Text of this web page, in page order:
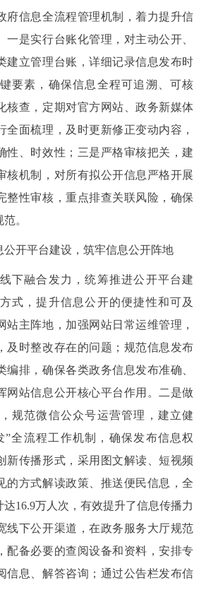
信息全流程管理机制，着力提升信
一是实行台账化管理，对主动公开、
建立管理台账，详细记录信息发布时
要素，确保信息全程可追溯、可核
核查，定期对官方网站、政务新媒体
全面梳理，及时更新修正变动内容，
性、时效性；三是严格审核把关，建
核机制，对所有拟公开信息严格开展
整性审核，重点排查关联风险，确保
。
开平台建设，筑牢信息公开阵地
融合发力，统筹推进公开平台建
式，提升信息公开的便捷性和可及
站主阵地，加强网站日常运维管理，
及时整改存在的问题；规范信息发布
编排，确保各类政务信息发布准确、
网站信息公开核心平台作用。二是做
规范微信公众号运营管理，建立健
”全流程工作机制，确保发布信息权
新传播形式，采用图文解读、短视频
的方式解读政策、推送便民信息，全
16.9万人次，有效提升了信息传播力
线下公开渠道，在政务服务大厅规范
配备必要的查阅设备和资料，安排专
信息、解答咨询；通过公告栏发布信